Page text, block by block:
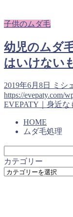
子供のムダ毛
幼児のムダ
はいけない
2019年6月8日
ミシ
https://evepaty.com/
EVEPATY｜身近
HOME
ムダ毛処理
カテゴリー
カ